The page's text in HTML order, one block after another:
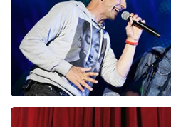
Clouseau